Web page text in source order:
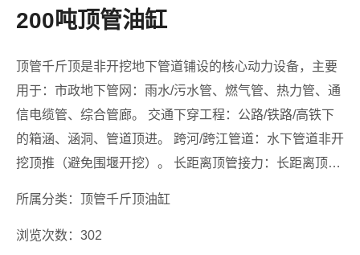
200吨顶管油缸
顶管千斤顶是非开挖地下管道铺设的核心动力设备，主要
用于：市政地下管网：雨水/污水管、燃气管、热力管、通
信电缆管、综合管廊。 交通下穿工程：公路/铁路/高铁下
的箱涵、涵洞、管道顶进。 跨河/跨江管道：水下管道非开
挖顶推（避免围堰开挖）。 长距离顶管接力：长距离顶进
所属分类：顶管千斤顶油缸
浏览次数：302